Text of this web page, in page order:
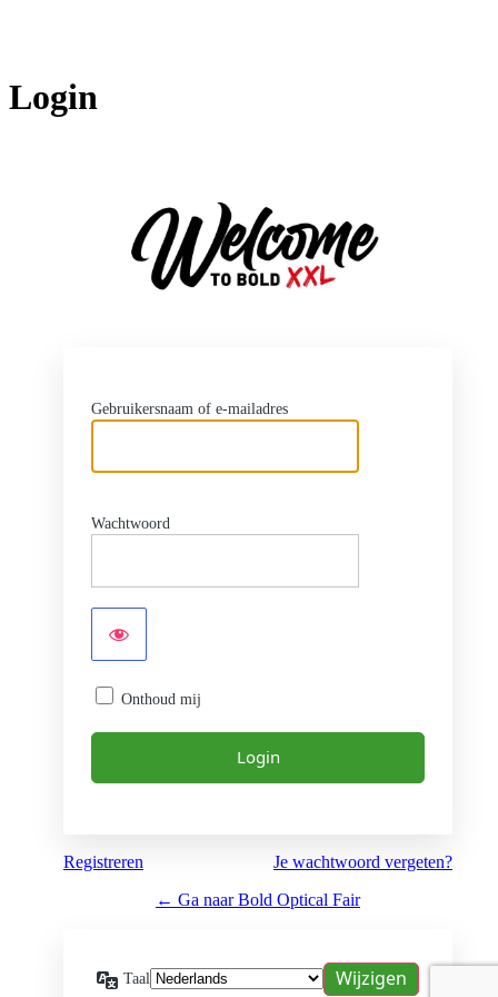
Login
Gebruikersnaam of e-mailadres
Wachtwoord
Onthoud mij
Registreren
Je wachtwoord vergeten?
← Ga naar Bold Optical Fair
Taal